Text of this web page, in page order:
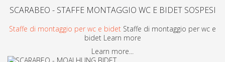
SCARABEO - STAFFE MONTAGGIO WC E BIDET SOSPESI
Staffe di montaggio per wc e bidet Staffe di montaggio per wc e
bidet Learn more
Learn more...